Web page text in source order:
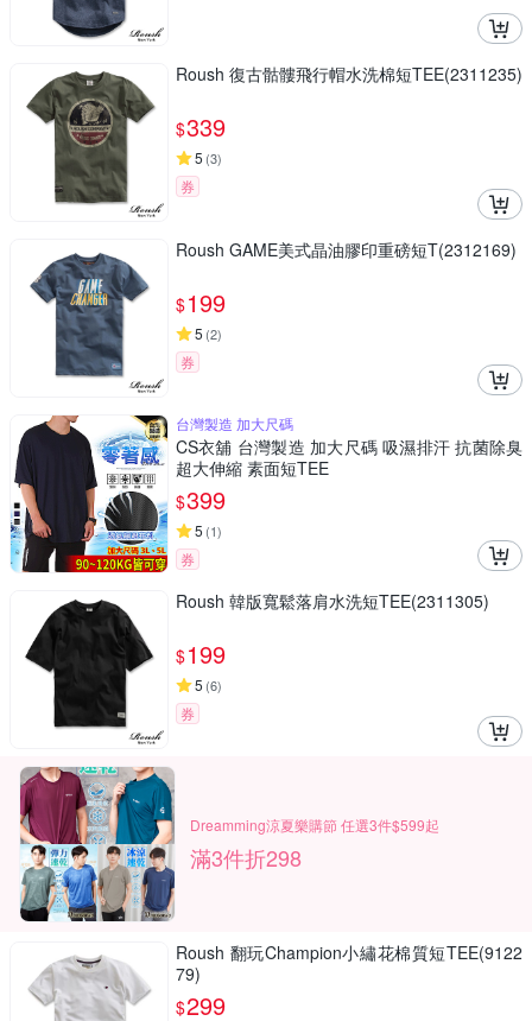
Roush 復古骷髏飛行帽水洗棉短TEE(2311235)
$339
5 (3)
券
Roush GAME美式晶油膠印重磅短T(2312169)
$199
5 (2)
券
台灣製造 加大尺碼
CS衣舖 台灣製造 加大尺碼 吸濕排汗 抗菌除臭
超大伸縮 素面短TEE
$399
5 (1)
券
Roush 韓版寬鬆落肩水洗短TEE(2311305)
$199
5 (6)
券
Dreamming涼夏樂購節 任選3件$599起
滿3件折298
Roush 翻玩Champion小繡花棉質短TEE(9122
79)
$299